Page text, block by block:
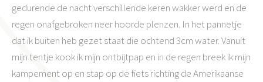
gedurende de nacht verschillende keren wakker werd en de
regen onafgebroken neer hoorde plenzen. In het pannetje
dat ik buiten heb gezet staat die ochtend 3cm water. Vanuit
mijn tentje kook ik mijn ontbijtpap en in de regen breek ik mijn
kampement op en stap op de fiets richting de Amerikaanse